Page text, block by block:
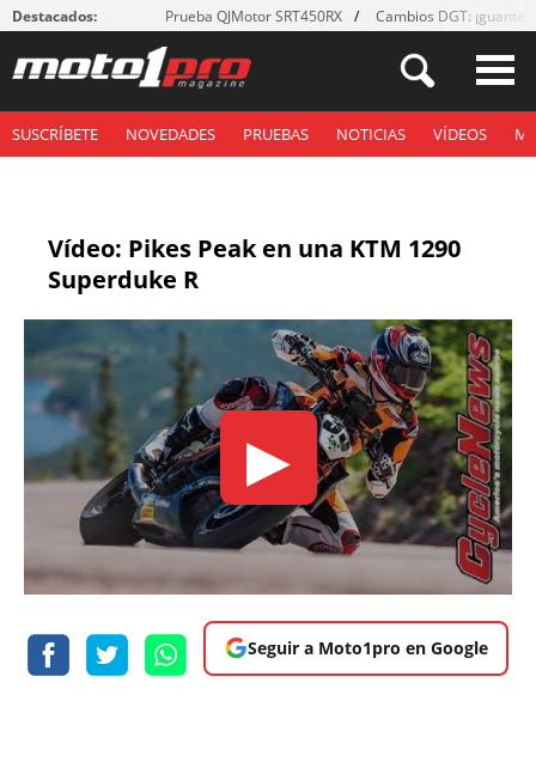
Destacados: Prueba QJMotor SRT450RX Cambios DGT: ¡guantes!
SUSCRÍBETE NOVEDADES PRUEBAS NOTICIAS VÍDEOS
Vídeo: Pikes Peak en una KTM 1290
Superduke R
▶
Seguir a Moto1pro en Google